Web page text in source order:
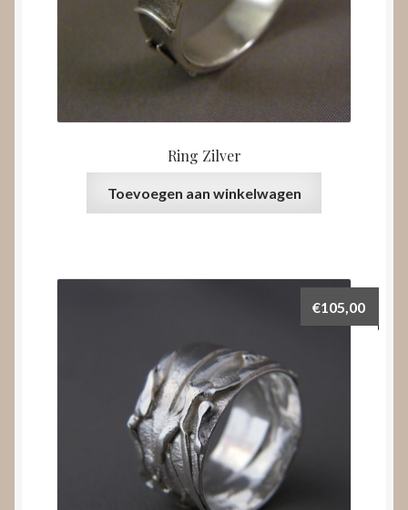
Ring Zilver
Toevoegen aan winkelwagen
€105,00